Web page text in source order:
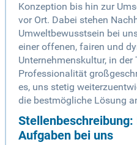
Konzeption bis hin zur
vor Ort. Dabei stehen
Umweltbewusstsein bei
einer offenen, fairen und
Unternehmenskultur, in der
Professionalität
es, uns stetig
die bestmögliche Lösung
Aufgaben bei uns